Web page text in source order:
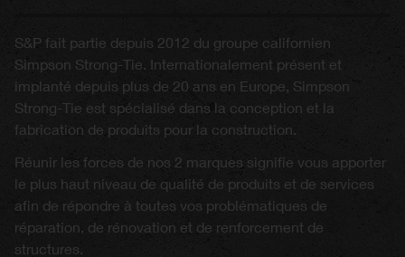
S&P fait partie depuis 2012 du groupe californien
Simpson Strong-Tie. Internationalement présent et
implanté depuis plus de 20 ans en Europe, Simpson
Strong-Tie est spécialisé dans la conception et la
fabrication de produits pour la construction.
Réunir les forces de nos 2 marques signifie vous apporter
le plus haut niveau de qualité de produits et de services
afin de répondre à toutes vos problématiques de
réparation, de rénovation et de renforcement de
structures.